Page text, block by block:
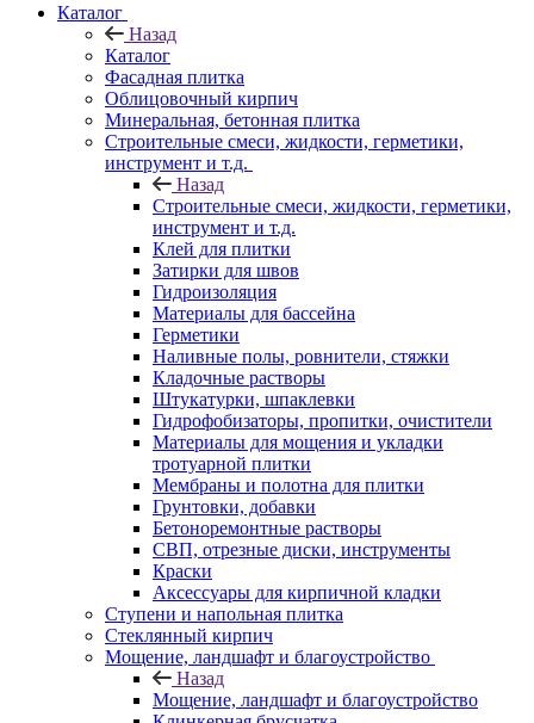
Каталог
Назад
Каталог
Фасадная плитка
Облицовочный кирпич
Минеральная, бетонная плитка
Строительные смеси, жидкости, герметики,
инструмент и т.д.
Назад
Строительные смеси, жидкости, герметики,
инструмент и т.д.
Клей для плитки
Затирки для швов
Гидроизоляция
Материалы для бассейна
Герметики
Наливные полы, ровнители, стяжки
Кладочные растворы
Штукатурки, шпаклевки
Гидрофобизаторы, пропитки, очистители
Материалы для мощения и укладки
тротуарной плитки
Мембраны и полотна для плитки
Грунтовки, добавки
Бетоноремонтные растворы
СВП, отрезные диски, инструменты
Краски
Аксессуары для кирпичной кладки
Ступени и напольная плитка
Cтеклянный кирпич
Мощение, ландшафт и благоустройство
Назад
Мощение, ландшафт и благоустройство